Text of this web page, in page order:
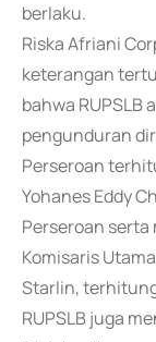
berlaku.
Riska Afriani
keterangan
bahwa RUPSLB
pengunduran
Perseroan
Yohanes Eddy
Perseroan
Komisaris
Starlin,
RUPSLB juga